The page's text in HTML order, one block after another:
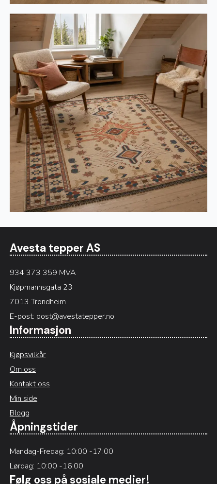
Avesta tepper AS
934 373 359 MVA
Kjøpmannsgata 23
7013 Trondheim
E-post: post@avestatepper.no
Informasjon
Kjøpsvilkår
Om oss
Kontakt oss
Min side
Blogg
Åpningstider
Mandag-Fredag: 10:00 -17:00
Lørdag: 10:00 -16:00
Følg oss på sosiale medier!